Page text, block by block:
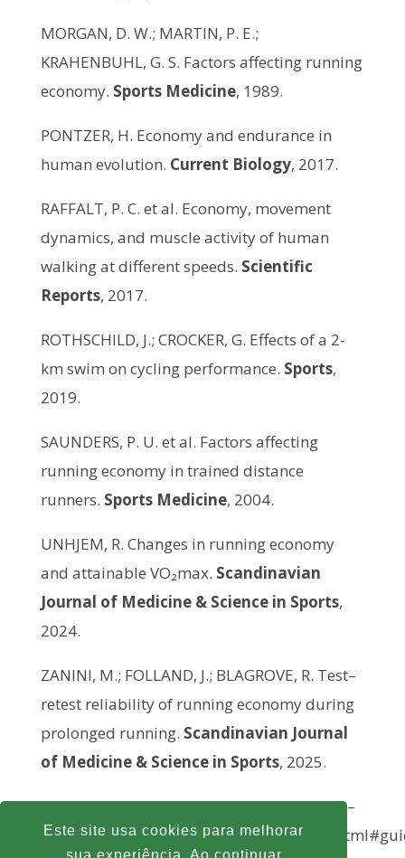
MORGAN, D. W.; MARTIN, P. E.;
KRAHENBUHL, G. S. Factors affecting running
economy. Sports Medicine, 1989.
PONTZER, H. Economy and endurance in
human evolution. Current Biology, 2017.
RAFFALT, P. C. et al. Economy, movement
dynamics, and muscle activity of human
walking at different speeds. Scientific
Reports, 2017.
ROTHSCHILD, J.; CROCKER, G. Effects of a 2-
km swim on cycling performance. Sports,
2019.
SAUNDERS, P. U. et al. Factors affecting
running economy in trained distance
runners. Sports Medicine, 2004.
UNHJEM, R. Changes in running economy
and attainable VO₂max. Scandinavian
Journal of Medicine & Science in Sports,
2024.
ZANINI, M.; FOLLAND, J.; BLAGROVE, R. Test–
retest reliability of running economy during
prolonged running. Scandinavian Journal
of Medicine & Science in Sports, 2025.
Crédito da imagem: By MSGT Lono Kollars –
http://www.defenseimagery.mil/
Este site usa cookies para melhorar
sua experiência. Ao continuar